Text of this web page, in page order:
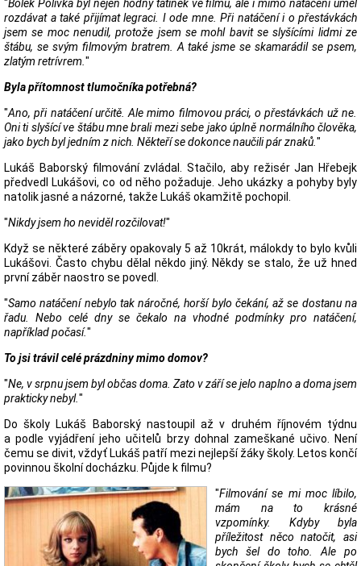
"Bolek Polívka byl nejen hodný tatínek ve filmu, ale i mimo natáčení uměl
rozdávat a také přijímat legraci. I ode mne. Při natáčení i o přestávkách
jsem se moc nenudil, protože jsem se mohl bavit se slyšícími lidmi ze
štábu, se svým filmovým bratrem. A také jsme se skamarádil se psem,
zlatým retrívrem. "
Byla přítomnost tlumočníka potřebná?
"Ano, při natáčení určitě. Ale mimo filmovou práci, o přestávkách už ne.
Oni ti slyšící ve štábu mne brali mezi sebe jako úplně normálního člověka,
jako bych byl jedním z nich. Někteří se dokonce naučili pár znaků. "
Lukáš Baborský filmování zvládal. Stačilo, aby režisér Jan Hřebejk
předvedl Lukášovi, co od něho požaduje. Jeho ukázky a pohyby byly
natolik jasné a názorné, takže Lukáš okamžitě pochopil.
"Nikdy jsem ho neviděl rozčilovat!"
Když se některé záběry opakovaly 5 až 10krát, málokdy to bylo kvůli
Lukášovi. Často chybu dělal někdo jiný. Někdy se stalo, že už hned
první záběr naostro se povedl.
"Samo natáčení nebylo tak náročné, horší bylo čekání, až se dostanu na
řadu. Nebo celé dny se čekalo na vhodné podmínky pro natáčení,
například počasí."
To jsi trávil celé prázdniny mimo domov?
"Ne, v srpnu jsem byl občas doma. Zato v září se jelo naplno a doma jsem
prakticky nebyl."
Do školy Lukáš Baborský nastoupil až v druhém říjnovém týdnu
a podle vyjádření jeho učitelů brzy dohnal zameškané učivo. Není
čemu se divit, vždyť Lukáš patří mezi nejlepší žáky školy. Letos končí
povinnou školní docházku. Půjde k filmu?
"Filmování se mi moc líbilo,
mám na to krásné
vzpomínky. Kdyby byla
příležitost něco natočit, asi
bych šel do toho. Ale po